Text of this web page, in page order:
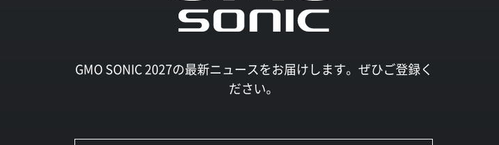
GMO SONIC 2027の最新ニュースをお届けします。ぜひご登録く
ださい。